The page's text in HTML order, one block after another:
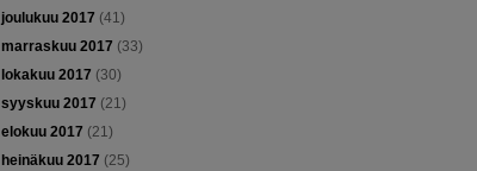
joulukuu 2017 (41)
marraskuu 2017 (33)
lokakuu 2017 (30)
syyskuu 2017 (21)
elokuu 2017 (21)
heinäkuu 2017 (25)